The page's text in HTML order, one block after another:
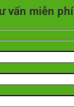
vấn miễn phí